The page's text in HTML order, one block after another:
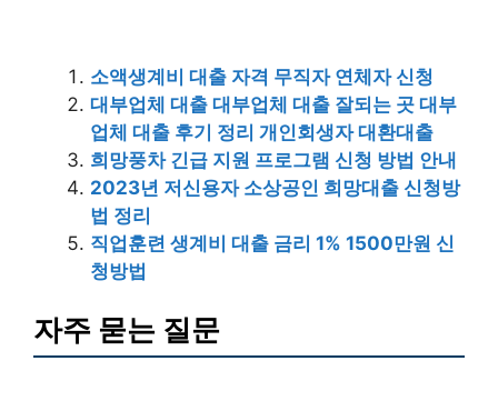
소액생계비 대출 자격 무직자 연체자 신청
대부업체 대출 대부업체 대출 잘되는 곳 대부
업체 대출 후기 정리 개인회생자 대환대출
희망풍차 긴급 지원 프로그램 신청 방법 안내
2023년 저신용자 소상공인 희망대출 신청방
법 정리
직업훈련 생계비 대출 금리 1% 1500만원 신
청방법
자주 묻는 질문